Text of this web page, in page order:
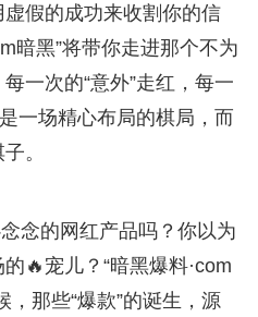
假的成功来收割你的信
暗黑”将带你走进那个不为
一次的“意外”走红，每一
一场精心布局的棋局，而
。
念的网红产品吗？你以为
🔥宠儿？“暗黑爆料·com
，那些“爆款”的诞生，源